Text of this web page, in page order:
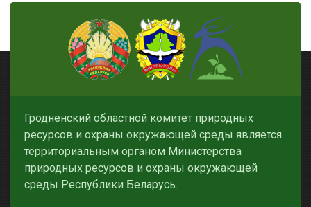
Гродненский областной комитет природных
ресурсов и охраны окружающей среды является
территориальным органом Министерства
природных ресурсов и охраны окружающей
среды Республики Беларусь.